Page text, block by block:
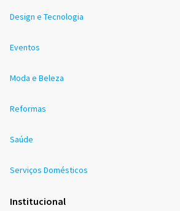
Design e Tecnologia
Eventos
Moda e Beleza
Reformas
Saúde
Serviços Domésticos
Institucional